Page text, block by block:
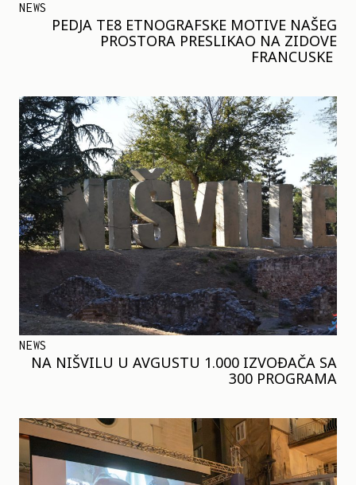
NEWS
PEDJA TE8 ETNOGRAFSKE MOTIVE NAŠEG
PROSTORA PRESLIKAO NA ZIDOVE
FRANCUSKE
NEWS
NA NIŠVILU U AVGUSTU 1.000 IZVOĐAČA SA
300 PROGRAMA